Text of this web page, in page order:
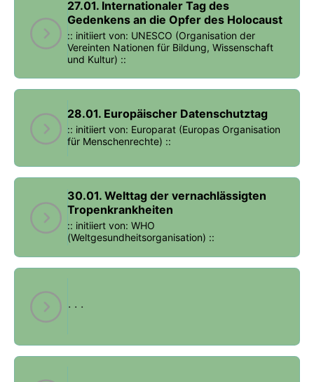
27.01. Internationaler Tag des
Gedenkens an die Opfer des Holocaust
:: initiiert von: UNESCO (Organisation der
Vereinten Nationen für Bildung, Wissenschaft
und Kultur) ::
28.01. Europäischer Datenschutztag
:: initiiert von: Europarat (Europas Organisation
für Menschenrechte) ::
30.01. Welttag der vernachlässigten
Tropenkrankheiten
:: initiiert von: WHO
(Weltgesundheitsorganisation) ::
. . .